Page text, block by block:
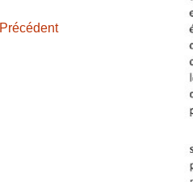
Précédent